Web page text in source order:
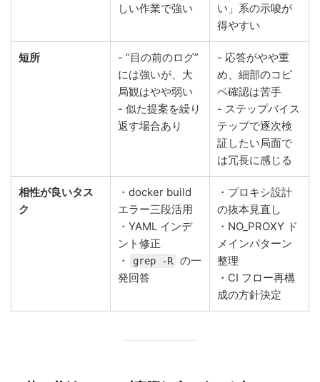
しい作業で強い
い」系の示唆が
得やすい
短所
- “目の前のログ”
には強いが、大
局観はやや弱い
- 似た提案を繰り
返す場合あり
- 応答がやや重
め、細部のコピ
ペ確認は苦手
- ステップバイス
テップで逐次検
証したい局面で
は冗長に感じる
相性が良いタス
ク
・docker build
エラー三段活用
・YAML インデ
ント修正
・
grep -R
の一
発回答
・プロキシ設計
の抜本見直し
・NO_PROXY ド
メインパターン
整理
・CI フロー再構
成の方針決定